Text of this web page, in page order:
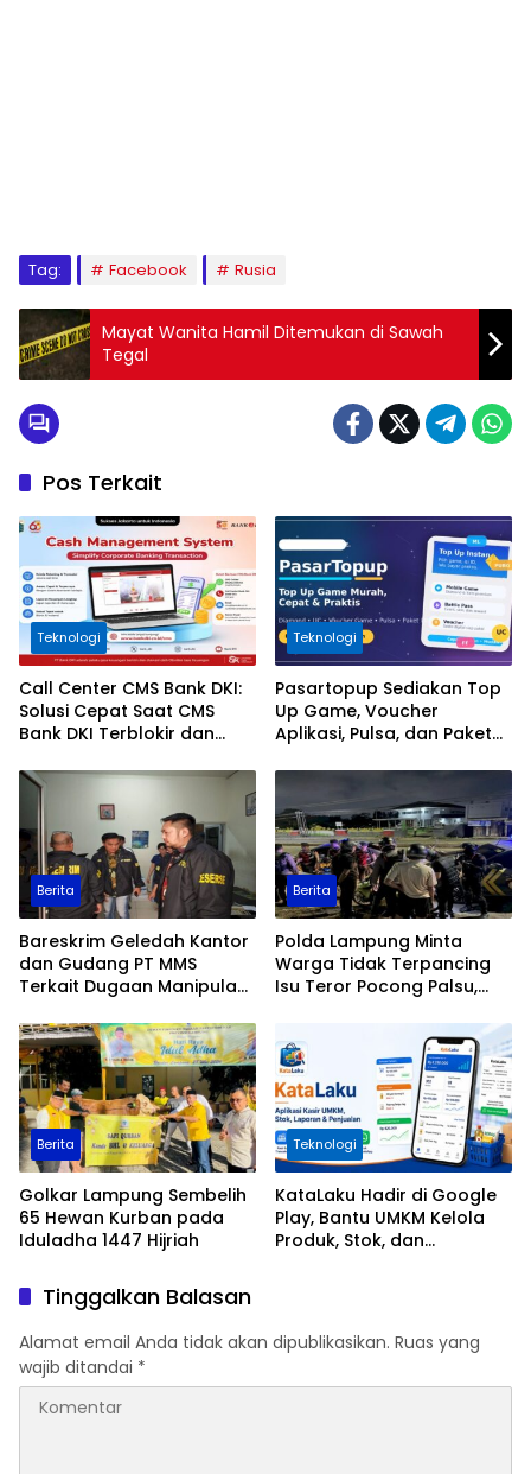
Tag: Facebook Rusia
Mayat Wanita Hamil Ditemukan di Sawah
Tegal
Pos Terkait
Teknologi
Call Center CMS Bank DKI:
Solusi Cepat Saat CMS
Bank DKI Terblokir dan
Teknologi
Pasartopup Sediakan Top
Up Game, Voucher
Aplikasi, Pulsa, dan Paket
Berita
Bareskrim Geledah Kantor
dan Gudang PT MMS
Terkait Dugaan Manipulasi
Berita
Polda Lampung Minta
Warga Tidak Terpancing
Isu Teror Pocong Palsu,
Berita
Golkar Lampung Sembelih
65 Hewan Kurban pada
Iduladha 1447 Hijriah
Teknologi
KataLaku Hadir di Google
Play, Bantu UMKM Kelola
Produk, Stok, dan
Tinggalkan Balasan
Alamat email Anda tidak akan dipublikasikan. Ruas yang
wajib ditandai *